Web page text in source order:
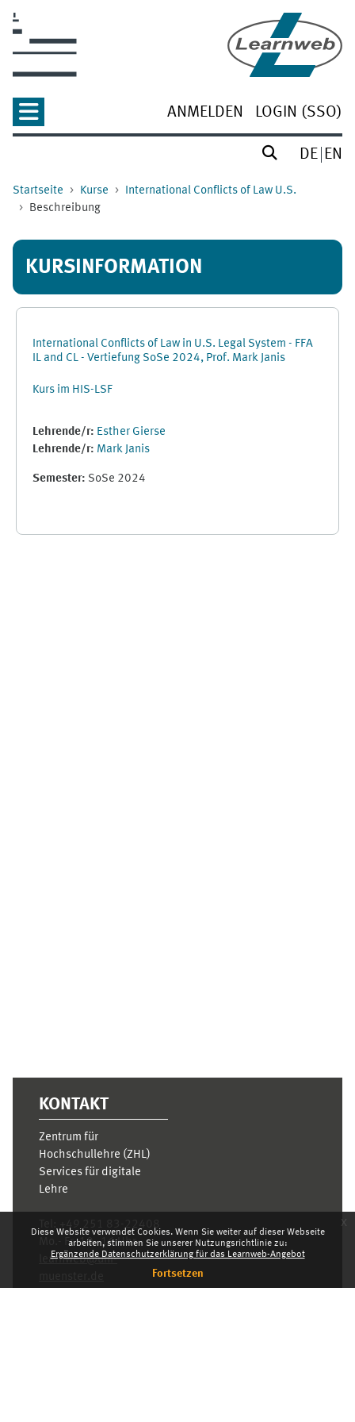
Diese Website verwendet Cookies. Wenn Sie weiter auf dieser Webseite
arbeiten, stimmen Sie unserer Nutzungsrichtlinie zu:
Ergänzende Datenschutzerklärung für das Learnweb-Angebot
Fortsetzen
x
ANMELDEN LOGIN (SSO)
DE EN
Startseite Kurse
International Conflicts of Law U.S.
Beschreibung
KURSINFORMATION
International Conflicts of Law in U.S. Legal System - FFA
IL and CL - Vertiefung SoSe 2024, Prof. Mark Janis
Kurs im HIS-LSF
Lehrende/r: Esther Gierse
Lehrende/r: Mark Janis
Semester: SoSe 2024
KONTAKT
Zentrum für
Hochschullehre (ZHL)
Services für digitale
Lehre
Mo.- Fr. 10–16 Uhr
learnweb@uni-